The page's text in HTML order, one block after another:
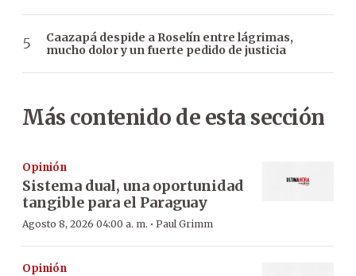
Caazapá despide a Roselín entre lágrimas,
mucho dolor y un fuerte pedido de justicia
Más contenido de esta sección
Opinión
Sistema dual, una oportunidad
tangible para el Paraguay
Agosto 8, 2026 04:00 a. m. · Paul Grimm
Opinión